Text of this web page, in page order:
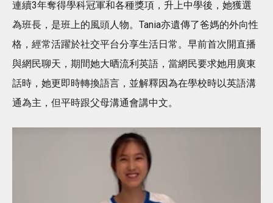
連續3年奪得學科冠軍和各種獎項，升上中學後，她獲選
為班長，是班上的風頭人物。Tania亦遺傳了爸媽的外向性
格，經常活躍於社交平台分享生活日常。早前首次開直播
與網民聊天，期間她大晒流利英語，當網民要求她用廣東
話時，她更即時轉換語言，並解釋因為在學校時以英語溝
通為主，但平時跟父母溝通會講中文。